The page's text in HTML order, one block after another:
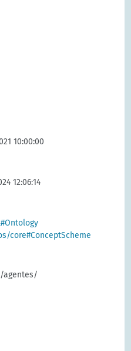
10:00:00
12:06:14
core#ConceptScheme
agentes/